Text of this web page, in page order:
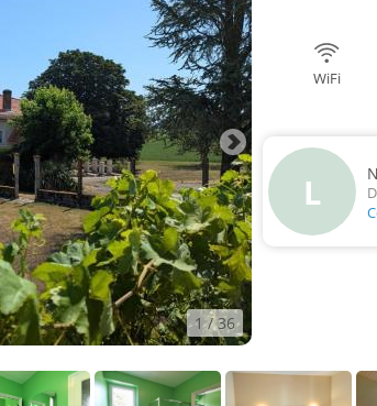
1/ 36
WiFi
L